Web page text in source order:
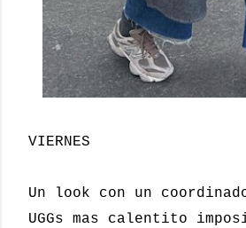
VIERNES
Un look con un
UGGs mas calentito